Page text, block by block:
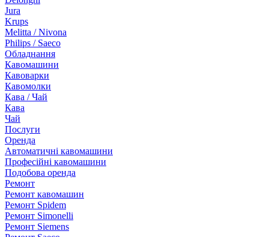
Jura
Krups
Melitta / Nivona
Philips / Saeco
Обладнання
Кавомашини
Кавоварки
Кавомолки
Кава / Чай
Кава
Чай
Послуги
Оренда
Автоматичні кавомашини
Професійні кавомашини
Подобова оренда
Ремонт
Ремонт кавомашин
Ремонт Spidem
Ремонт Simonelli
Ремонт Siemens